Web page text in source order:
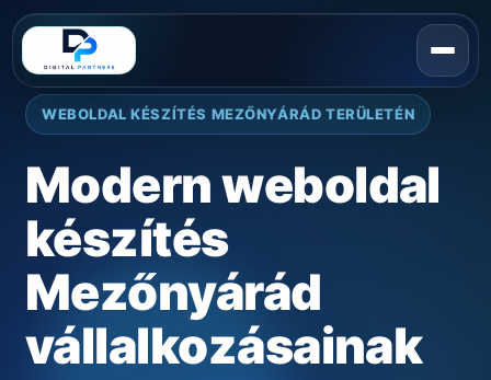
WEBOLDAL KÉSZÍTÉS MEZŐNYÁRÁD TERÜLETÉN
Modern weboldal
készítés
Mezőnyárád
vállalkozásainak